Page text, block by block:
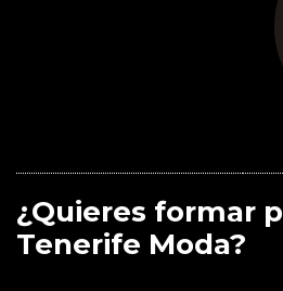
¿Quieres formar
Tenerife Moda?